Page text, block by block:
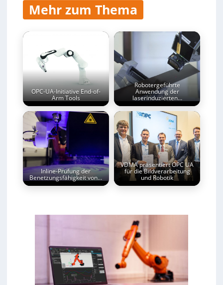
Mehr zum Thema
OPC-UA-Initiative End-of-
Arm Tools
Robotergeführte
Anwendung der
laserinduzierten…
Inline-Prüfung der
Benetzungsfähigkeit von…
VDMA präsentiert OPC UA
für die Bildverarbeitung
und Robotik